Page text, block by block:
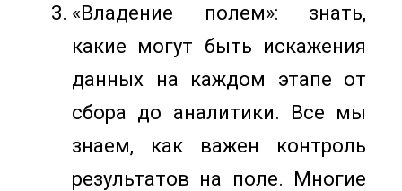
«Владение полем»: знать,
какие могут быть искажения
данных на каждом этапе от
сбора до аналитики. Все мы
знаем, как важен контроль
результатов на поле. Многие